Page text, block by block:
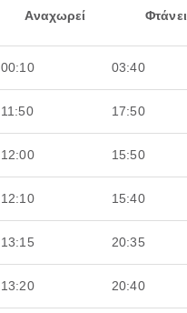
Αναχωρεί Φτάνει
00:10 03:40
11:50 17:50
12:00 15:50
12:10 15:40
13:15 20:35
13:20 20:40